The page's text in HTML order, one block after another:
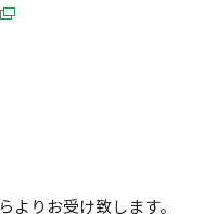
よりお受け致します。